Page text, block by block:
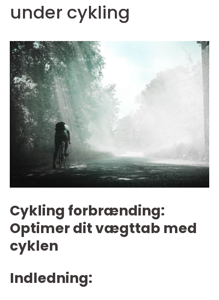
under cykling
Cykling forbrænding:
Optimer dit vægttab med
cyklen
Indledning: